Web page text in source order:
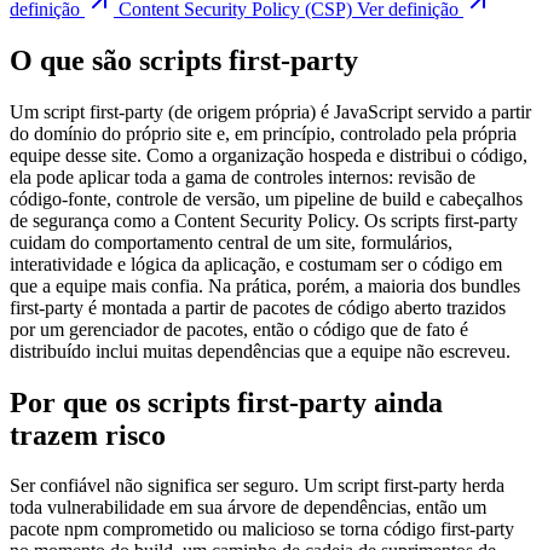
definição
Content Security Policy (CSP) Ver definição
O que são scripts first-party
Um script first-party (de origem própria) é JavaScript servido a partir
do domínio do próprio site e, em princípio, controlado pela própria
equipe desse site. Como a organização hospeda e distribui o código,
ela pode aplicar toda a gama de controles internos: revisão de
código-fonte, controle de versão, um pipeline de build e cabeçalhos
de segurança como a Content Security Policy. Os scripts first-party
cuidam do comportamento central de um site, formulários,
interatividade e lógica da aplicação, e costumam ser o código em
que a equipe mais confia. Na prática, porém, a maioria dos bundles
first-party é montada a partir de pacotes de código aberto trazidos
por um gerenciador de pacotes, então o código que de fato é
distribuído inclui muitas dependências que a equipe não escreveu.
Por que os scripts first-party ainda
trazem risco
Ser confiável não significa ser seguro. Um script first-party herda
toda vulnerabilidade em sua árvore de dependências, então um
pacote npm comprometido ou malicioso se torna código first-party